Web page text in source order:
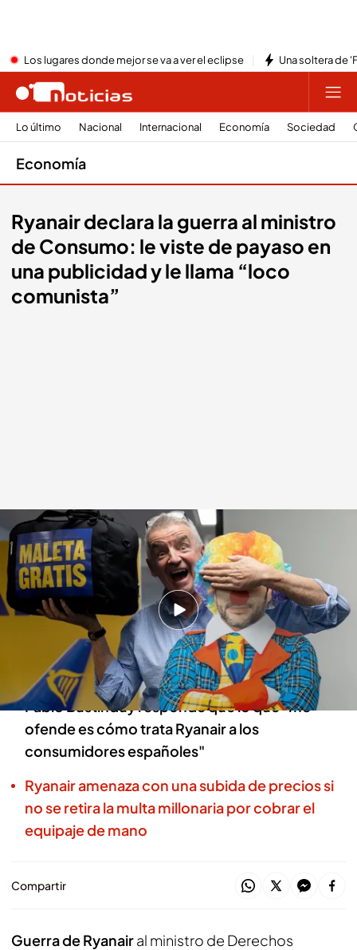
Los lugares donde mejor se va a ver el eclipse Una soltera de
Lo último Nacional Internacional Economía Sociedad
Economía
Ryanair declara la guerra al ministro
de Consumo: le viste de payaso en
una publicidad y le llama “loco
comunista”
Los insultos del consejero delegado de Ryanair al ministro Bustinduy
Redacción digital Noticias Cuatro
11 FEB 2025 - 20:28h.
El consejero delegado de Ryanair culpa a
Bustinduy de que suban los precios de los
billetes por la multa impuesta por el Gobierno
Pablo Bustinduy responde que lo que "me
ofende es cómo trata Ryanair a los
consumidores españoles"
Ryanair amenaza con una subida de precios si
no se retira la multa millonaria por cobrar el
equipaje de mano
Compartir
Guerra de Ryanairal ministro de Derechos